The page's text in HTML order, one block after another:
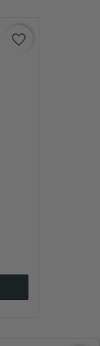
favorite_border